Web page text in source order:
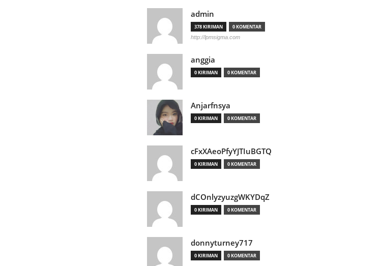
admin
378 KIRIMAN 0 KOMENTAR
http://lpmsigma.com
anggia
0 KIRIMAN 0 KOMENTAR
Anjarfnsya
0 KIRIMAN 0 KOMENTAR
cFxXAeoPfyYJTIuBGTQ
0 KIRIMAN 0 KOMENTAR
dCOnlyzyuzgWKYDqZ
0 KIRIMAN 0 KOMENTAR
donnyturney717
0 KIRIMAN 0 KOMENTAR